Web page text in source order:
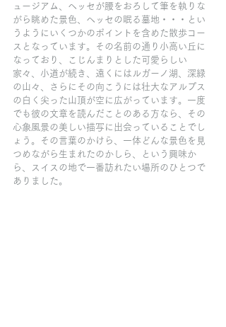
ュージアム、ヘッセが腰をおろして筆を執りな
がら眺めた景色、ヘッセの眠る墓地・・・とい
うようにいくつかのポイントを含めた散歩コー
スとなっています。その名前の通り小高い丘に
なっており、こじんまりとした可愛らしい
家々、小道が続き、遠くにはルガーノ湖、深緑
の山々、さらにその向こうには壮大なアルプス
の白く尖った山頂が空に広がっています。一度
でも彼の文章を読んだことのある方なら、その
心象風景の美しい描写に出会っていることでし
ょう。その言葉のかけら、一体どんな景色を見
つめながら生まれたのかしら、という興味か
ら、スイスの地で一番訪れたい場所のひとつで
ありました。